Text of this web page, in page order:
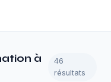
à
46
résultats